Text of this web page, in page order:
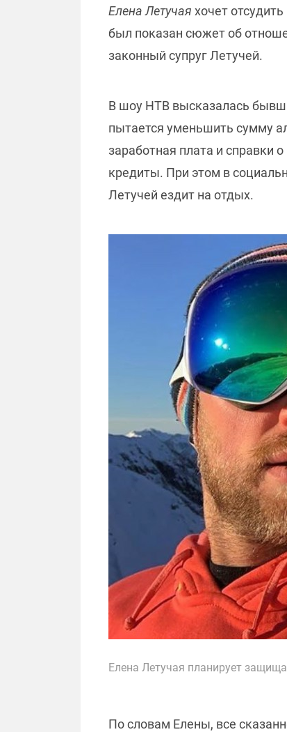
Елена Летучая хочет
был показан сюжет об
законный супруг Летучей.
В шоу НТВ высказалась
пытается уменьшить сумму
заработная плата и справки
кредиты. При этом в
Летучей ездит на отдых.
Елена Летучая планирует
По словам Елены, все